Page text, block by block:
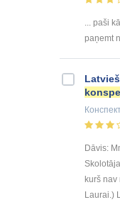
... paši
paņemt
Dāvis:
kurš nav
Laurai.)